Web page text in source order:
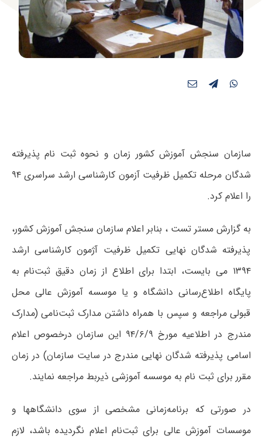
سازمان سنجش آموزش کشور زمان و نحوه ثبت نام پذیرفته
شدگان مرحله تکمیل ظرفیت آزمون کارشناسی ارشد سراسری ۹۴
را اعلام کرد.
به گزارش مستر تست ، بنابر اعلام سازمان سنجش آموزش کشور،
پذیرفته شدگان نهایی تکمیل ظرفیت آژمون کارشناسی ارشد
۱۳۹۴ می بایست، ابتدا برای اطلاع از زمان دقیق ثبت‌نام به
پایگاه اطلاع‌رسانی دانشگاه و یا موسسه آموزش عالی محل
قبولی مراجعه و سپس با همراه داشتن مدارک ثبت‌نامی (مدارک
مندرج در اطلاعیه مورخ ۹۴/۶/۹ این سازمان درخصوص اعلام
اسامی پذیرفته شدگان نهایی مندرج در سایت سازمان) در زمان
مقرر برای ثبت نام به موسسه آموزشی ذیربط مراجعه نمایند.
در صورتی که برنامه‌زمانی مشخصی از سوی دانشگاهها و
موسسات آموزش عالی برای ثبت‌نام اعلام نگردیده باشد، لازم